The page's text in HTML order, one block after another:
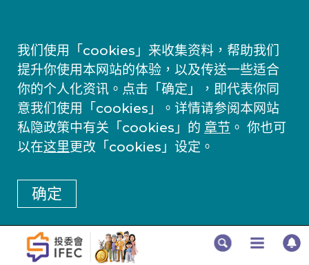
我们使用「cookies」来收集资料，帮助我们
提升你使用本网站的体验，以及传送一些适合
你的个人化资讯。点击「确定」，即代表你同
意我们使用「cookies」。详情请参阅本网站
私隐政策中有关「cookies」的 章节 。 你也可
以在这里更改「cookies」设定。
确定